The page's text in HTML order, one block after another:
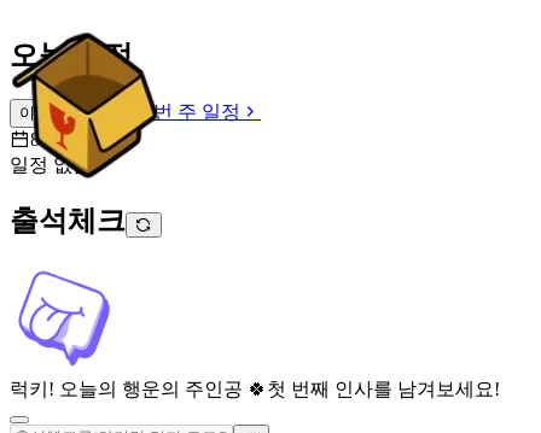
오늘 일정
이번 주 일정
이번 주 일정
8월 8일 [토]
일정 없음
출석체크
럭키! 오늘의 행운의 주인공 🍀 첫 번째 인사를 남겨보세요!